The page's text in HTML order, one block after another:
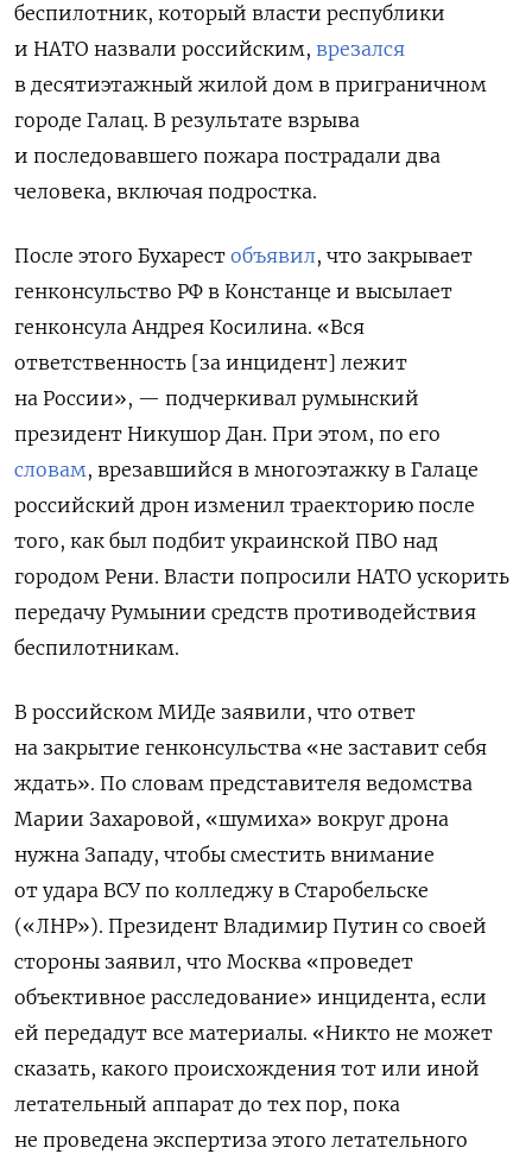
беспилотник, который власти республики
и НАТО назвали российским, врезался
в десятиэтажный жилой дом в приграничном
городе Галац. В результате взрыва
и последовавшего пожара пострадали два
человека, включая подростка.
После этого Бухарест объявил, что закрывает
генконсульство РФ в Констанце и высылает
генконсула Андрея Косилина. «Вся
ответственность [за инцидент] лежит
на России», — подчеркивал румынский
президент Никушор Дан. При этом, по его
словам, врезавшийся в многоэтажку в Галаце
российский дрон изменил траекторию после
того, как был подбит украинской ПВО над
городом Рени. Власти попросили НАТО ускорить
передачу Румынии средств противодействия
беспилотникам.
В российском МИДе заявили, что ответ
на закрытие генконсульства «не заставит себя
ждать». По словам представителя ведомства
Марии Захаровой, «шумиха» вокруг дрона
нужна Западу, чтобы сместить внимание
от удара ВСУ по колледжу в Старобельске
(«ЛНР»). Президент Владимир Путин со своей
стороны заявил, что Москва «проведет
объективное расследование» инцидента, если
ей передадут все материалы. «Никто не может
сказать, какого происхождения тот или иной
летательный аппарат до тех пор, пока
не проведена экспертиза этого летательного